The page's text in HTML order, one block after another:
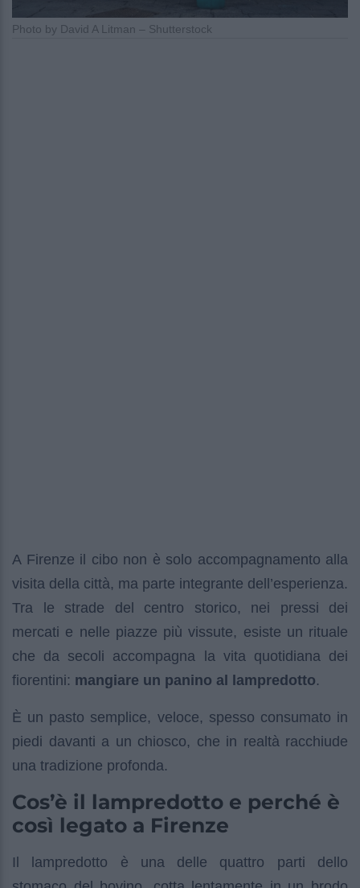
Photo by David A Litman – Shutterstock
A Firenze il cibo non è solo accompagnamento alla
visita della città, ma parte integrante dell’esperienza.
Tra le strade del centro storico, nei pressi dei
mercati e nelle piazze più vissute, esiste un rituale
che da secoli accompagna la vita quotidiana dei
fiorentini: mangiare un panino al lampredotto.
È un pasto semplice, veloce, spesso consumato in
piedi davanti a un chiosco, che in realtà racchiude
una tradizione profonda.
Cos’è il lampredotto e perché è
così legato a Firenze
Il lampredotto è una delle quattro parti dello